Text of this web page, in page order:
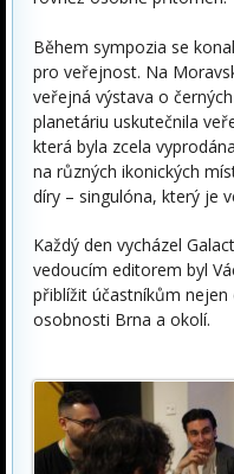
Během sympozia se
pro veřejnost. Na
veřejná výstava o
planetáriu uskutečnila
která byla zcela
na různých ikonických
díry – singulóna, který je
Každý den vycházel
vedoucím editorem byl
přiblížit účastníkům
osobnosti Brna a okolí.